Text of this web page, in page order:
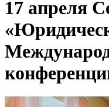
17 апреля